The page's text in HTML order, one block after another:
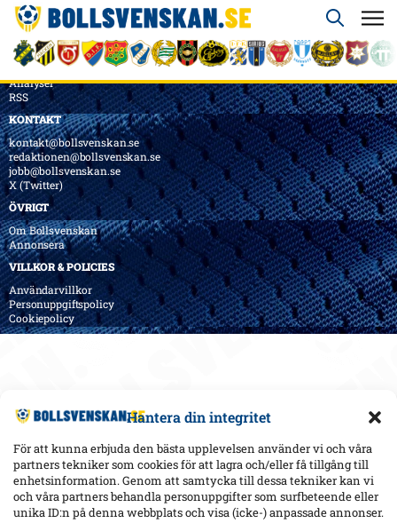
Hantera din integritet
För att kunna erbjuda den bästa upplevelsen använder vi och våra
partners tekniker som cookies för att lagra och/eller få tillgång till
enhetsinformation. Genom att samtycka till dessa tekniker kan vi
och våra partners behandla personuppgifter som surfbeteende eller
unika ID:n på denna webbplats och visa (icke-) anpassade annonser.
ÖVERSIKT
Nyheter & Reportage
Spelarbetyg
Analyser
RSS
KONTAKT
kontakt@bollsvenskan.se
redaktionen@bollsvenskan.se
jobb@bollsvenskan.se
X (Twitter)
ÖVRIGT
Om Bollsvenskan
Annonsera
VILLKOR & POLICIES
Användarvillkor
Personuppgiftspolicy
Cookiepolicy